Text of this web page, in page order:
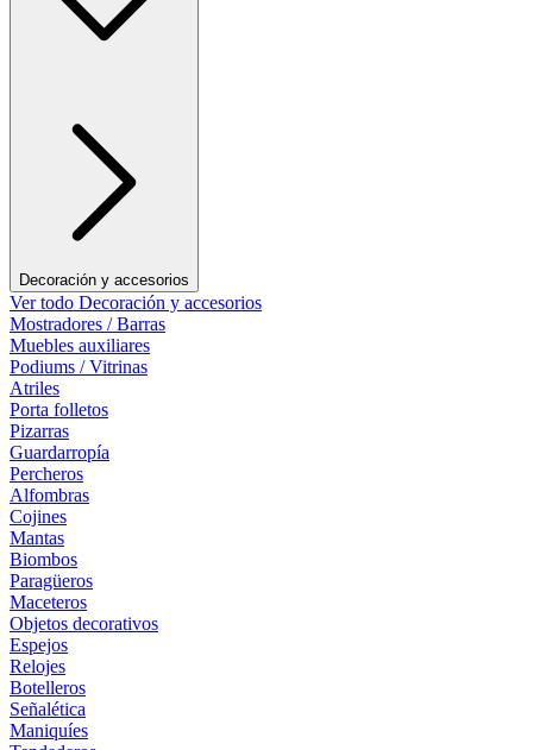
Decoración y accesorios
Ver todo Decoración y accesorios
Mostradores / Barras
Muebles auxiliares
Podiums / Vitrinas
Atriles
Porta folletos
Pizarras
Guardarropía
Percheros
Alfombras
Cojines
Mantas
Biombos
Paragüeros
Maceteros
Objetos decorativos
Espejos
Relojes
Botelleros
Señalética
Maniquíes